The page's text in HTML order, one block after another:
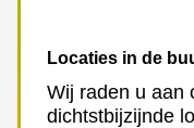
Locaties in de
Wij raden u aan
dichtstbijzijnde